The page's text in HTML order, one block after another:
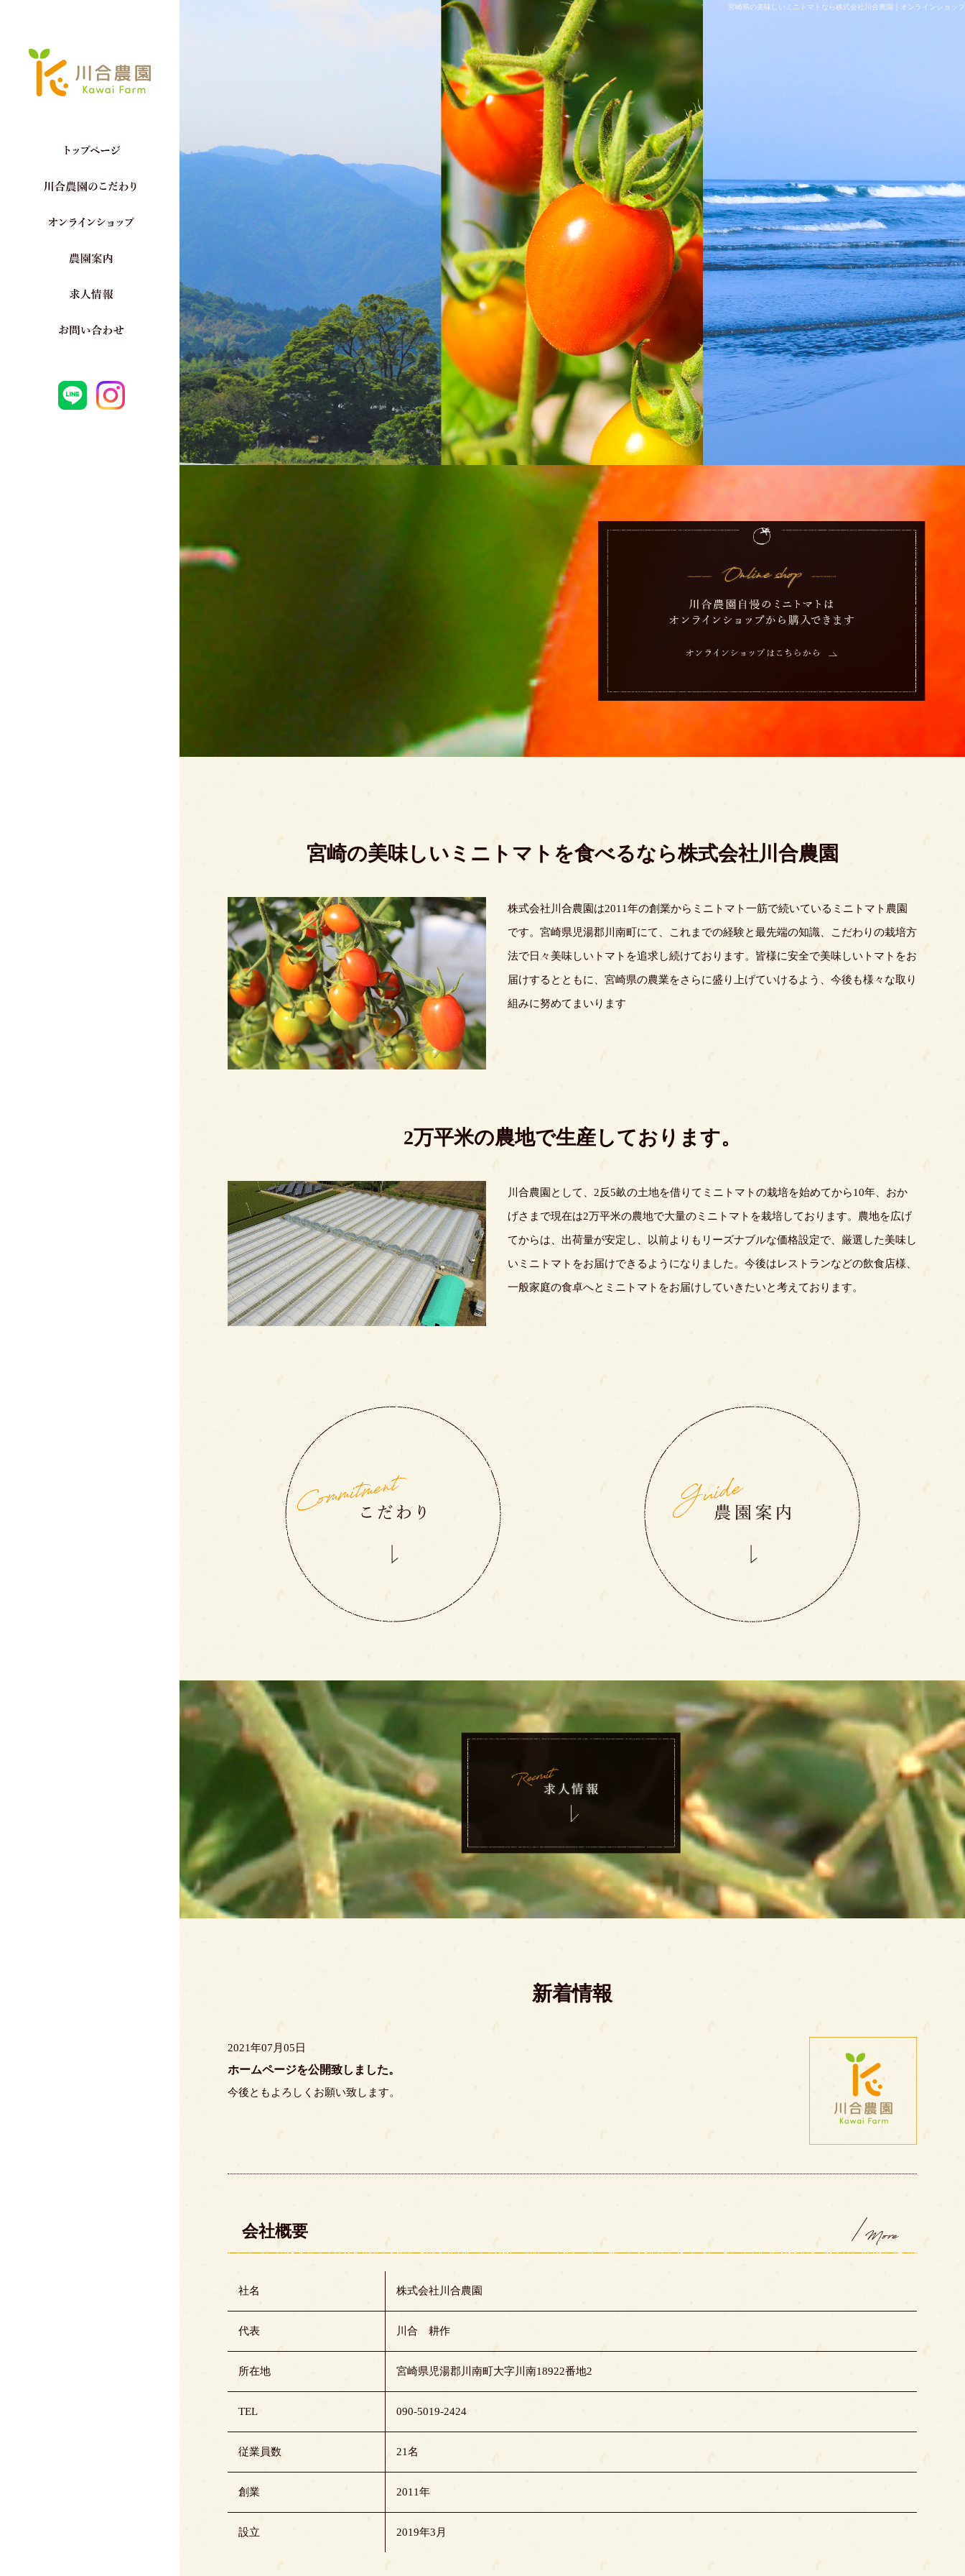
宮崎県の美味しいミニトマトなら株式会社川合農園｜オンラインショップ
宮崎の美味しいミニトマトを食べるなら株式会社川合農園
株式会社川合農園は2011年の創業からミニトマト一筋で続いているミニトマト農園
です。宮崎県児湯郡川南町にて、これまでの経験と最先端の知識、こだわりの栽培方
法で日々美味しいトマトを追求し続けております。皆様に安全で美味しいトマトをお
届けするとともに、宮崎県の農業をさらに盛り上げていけるよう、今後も様々な取り
組みに努めてまいります
2万平米の農地で生産しております。
川合農園として、2反5畝の土地を借りてミニトマトの栽培を始めてから10年、おか
げさまで現在は2万平米の農地で大量のミニトマトを栽培しております。農地を広げ
てからは、出荷量が安定し、以前よりもリーズナブルな価格設定で、厳選した美味し
いミニトマトをお届けできるようになりました。今後はレストランなどの飲食店様、
一般家庭の食卓へとミニトマトをお届けしていきたいと考えております。
新着情報
2021年07月05日
ホームページを公開致しました。
今後ともよろしくお願い致します。
会社概要
社名 株式会社川合農園
代表 川合 耕作
所在地 宮崎県児湯郡川南町大字川南18922番地2
TEL 090-5019-2424
従業員数 21名
創業 2011年
設立 2019年3月